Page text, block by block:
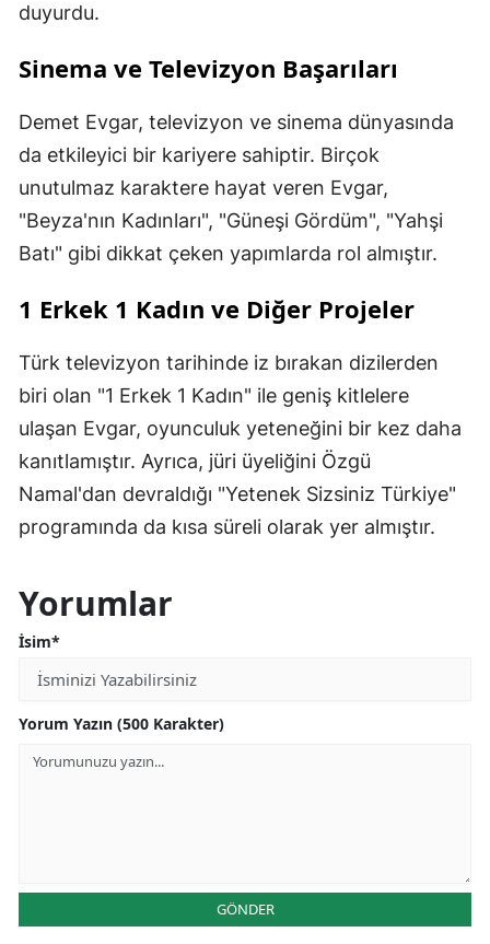
duyurdu.
Sinema ve Televizyon Başarıları
Demet Evgar, televizyon ve sinema dünyasında
da etkileyici bir kariyere sahiptir. Birçok
unutulmaz karaktere hayat veren Evgar,
"Beyza'nın Kadınları", "Güneşi Gördüm", "Yahşi
Batı" gibi dikkat çeken yapımlarda rol almıştır.
1 Erkek 1 Kadın ve Diğer Projeler
Türk televizyon tarihinde iz bırakan dizilerden
biri olan "1 Erkek 1 Kadın" ile geniş kitlelere
ulaşan Evgar, oyunculuk yeteneğini bir kez daha
kanıtlamıştır. Ayrıca, jüri üyeliğini Özgü
Namal'dan devraldığı "Yetenek Sizsiniz Türkiye"
programında da kısa süreli olarak yer almıştır.
Yorumlar
İsim*
Yorum Yazın (500 Karakter)
GÖNDER